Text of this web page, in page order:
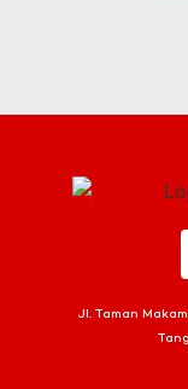
Jl. Taman